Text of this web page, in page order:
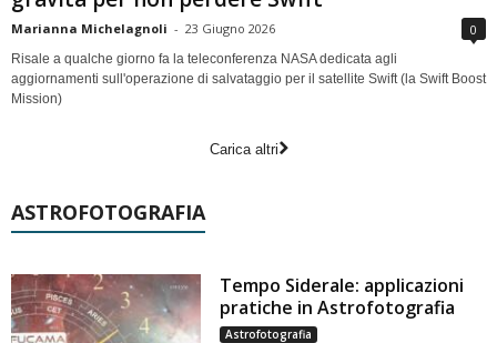
Marianna Michelagnoli - 23 Giugno 2026 0
Risale a qualche giorno fa la teleconferenza NASA dedicata agli
aggiornamenti sull'operazione di salvataggio per il satellite Swift (la Swift Boost
Mission)
Carica altri
ASTROFOTOGRAFIA
Tempo Siderale: applicazioni
pratiche in Astrofotografia
Astrofotografia